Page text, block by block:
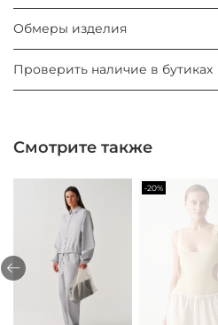
Обмеры изделия
Проверить наличие в бутиках
Смотрите также
-20%